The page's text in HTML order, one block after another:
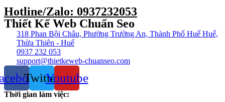
Hotline/Zalo: 0937232053
Thiết Kế Web Chuẩn Seo
318 Phan Bội Châu, Phường Trường An, Thành Phố Huế Huế,
Thừa Thiên - Huế
0937 232 053
support@thietkeweb-chuanseo.com
TwitterYoutube
Thời gian làm việc: